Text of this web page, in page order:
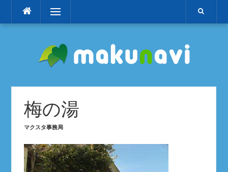
テ
メニュー
梅の湯
マクスタ事務局